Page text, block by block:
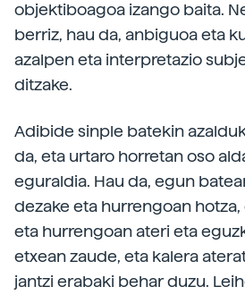
objektiboagoa izango baita.
berriz, hau da, anbiguoa eta
azalpen eta interpretazio
ditzake.
Adibide sinple batekin
da, eta urtaro horretan oso
eguraldia. Hau da, egun
dezake eta hurrengoan
eta hurrengoan ateri eta
etxean zaude, eta kalera
jantzi erabaki behar duzu.